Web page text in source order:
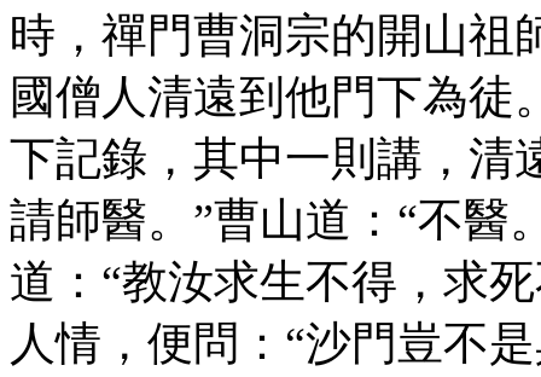
時，禪門曹洞宗的開山祖
國僧人清遠到他門下為徒
下記錄，其中一則講，清
請師醫。”曹山道：“不醫
道：“教汝求生不得，求
人情，便問：“沙門豈不